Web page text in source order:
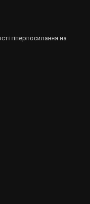
гіперпосилання на